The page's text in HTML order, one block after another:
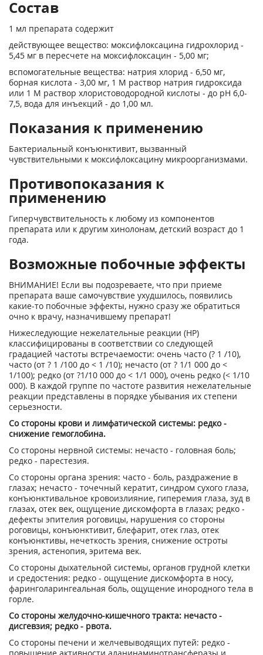
Состав
1 мл препарата содержит
действующее вещество: моксифлоксацина гидрохлорид -
5,45 мг в пересчете на моксифлоксацин - 5,00 мг;
вспомогательные вещества: натрия хлорид - 6,50 мг,
борная кислота - 3,00 мг, 1 М раствор натрия гидроксида
или 1 М раствор хлористоводородной кислоты - до pH 6,0-
7,5, вода для инъекций - до 1,00 мл.
Показания к применению
Бактериальный конъюнктивит, вызванный
чувствительными к моксифлоксацину микроорганизмами.
Противопоказания к
применению
Гиперчувствительность к любому из компонентов
препарата или к другим хинолонам, детский возраст до 1
года.
Возможные побочные эффекты
ВНИМАНИЕ! Если вы подозреваете, что при приеме
препарата ваше самочувствие ухудшилось, появились
какие-то побочные эффекты, нужно сразу же обратиться
очно к врачу, назначившему препарат!
Нижеследующие нежелательные реакции (HP)
классифицированы в соответствии со следующей
градацией частоты встречаемости: очень часто (? 1 /10),
часто (от ? 1 /100 до < 1 /10); нечасто (от ? 1/1 000 до <
1/100); редко (от ?1/10 000 до < 1/1 000), очень редко (< 1/10
000). В каждой группе по частоте развития нежелательные
реакции представлены в порядке убывания их степени
серьезности.
Со стороны крови и лимфатической системы: редко -
снижение гемоглобина.
Со стороны нервной системы: нечасто - головная боль;
редко - парестезия.
Со стороны органа зрения: часто - боль, раздражение в
глазах; нечасто - точечный кератит, синдром сухого глаза,
конъюнктивальное кровоизлияние, гиперемия глаза, зуд в
глазах, отек век, ощущение дискомфорта в глазах; редко -
дефекты эпителия роговицы, нарушения со стороны
роговицы, конъюнктивит, блефарит, отек глаз, отек
конъюнктивы, нечеткость зрения, снижение остроты
зрения, астенопия, эритема век.
Со стороны дыхательной системы, органов грудной клетки
и средостения: редко - ощущение дискомфорта в носу,
фаринголарингеальная боль, ощущение инородного тела в
горле.
Со стороны желудочно-кишечного тракта: нечасто -
дисгевзия; редко - рвота.
Со стороны печени и желчевыводящих путей: редко -